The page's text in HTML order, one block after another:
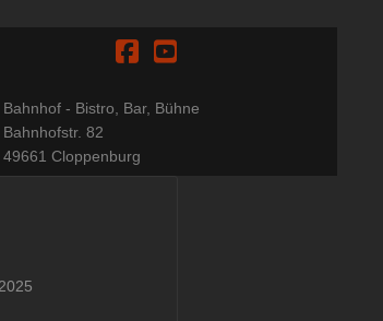
Bahnhof - Bistro, Bar, Bühne
Bahnhofstr. 82
49661 Cloppenburg